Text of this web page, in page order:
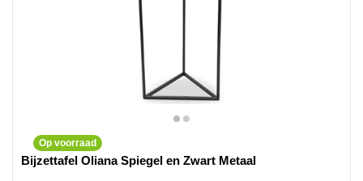
Op voorraad
Bijzettafel Oliana Spiegel en Zwart Metaal